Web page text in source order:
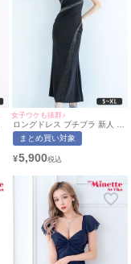
女子ウケも抜群♪
ロングドレス プチプラ 新人 タ
イト セクシー ラウンジ キラキ
ラ ワンショル 胸元隠し スナッ
着用/S~XLサイズ対応) |
まとめ買い対象
¥5,900